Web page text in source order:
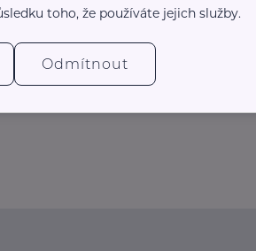
Další články
toho, že používáte jejich služby.
Odmítnout